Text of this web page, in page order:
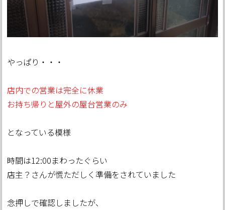
やっぱり・・・
店内での営業は完全に休業
お持ち帰りと屋外の屋台営業のみ
となっている模様
時間は12:00まわったぐらい
店主？さんが慌ただしく準備をされていました
念押しで確認しましたが、